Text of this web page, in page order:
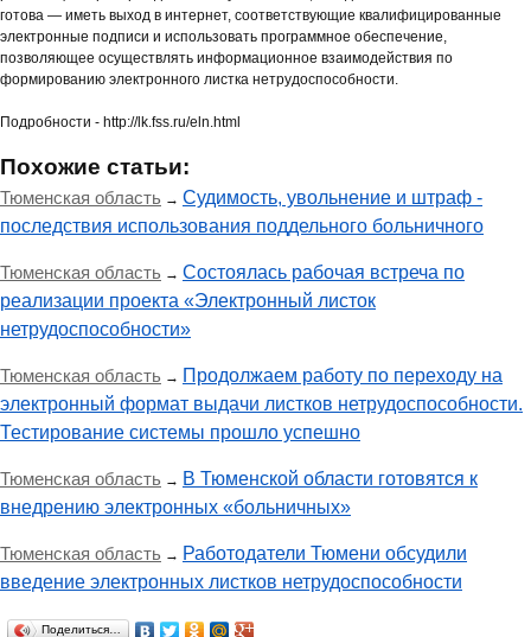
готова — иметь выход в интернет, соответствующие квалифицированные
электронные подписи и использовать программное обеспечение,
позволяющее осуществлять информационное взаимодействия по
формированию электронного листка нетрудоспособности.
Подробности - http://lk.fss.ru/eln.html
Похожие статьи:
Тюменская область → Судимость, увольнение и штраф -
последствия использования поддельного больничного
Тюменская область → Состоялась рабочая встреча по
реализации проекта «Электронный листок
нетрудоспособности»
Тюменская область → Продолжаем работу по переходу на
электронный формат выдачи листков нетрудоспособности.
Тестирование системы прошло успешно
Тюменская область → В Тюменской области готовятся к
внедрению электронных «больничных»
Тюменская область → Работодатели Тюмени обсудили
введение электронных листков нетрудоспособности
Поделиться…